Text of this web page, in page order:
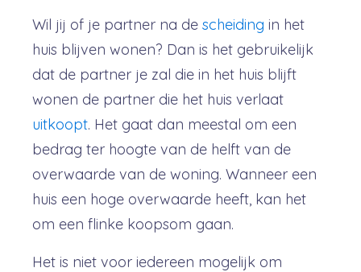
Wil jij of je partner na de scheiding in het
huis blijven wonen? Dan is het gebruikelijk
dat de partner je zal die in het huis blijft
wonen de partner die het huis verlaat
uitkoopt. Het gaat dan meestal om een
bedrag ter hoogte van de helft van de
overwaarde van de woning. Wanneer een
huis een hoge overwaarde heeft, kan het
om een flinke koopsom gaan.
Het is niet voor iedereen mogelijk om